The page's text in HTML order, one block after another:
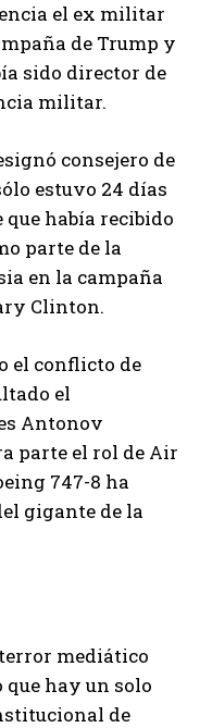
el ex militar
de Trump y
sido director de
militar.
consejero de
estuvo 24 días
que había recibido
parte de la
en la campaña
Clinton.
el conflicto de
el
Antonov
parte el rol de Air
747-8 ha
gigante de la
mediático
hay un solo
de